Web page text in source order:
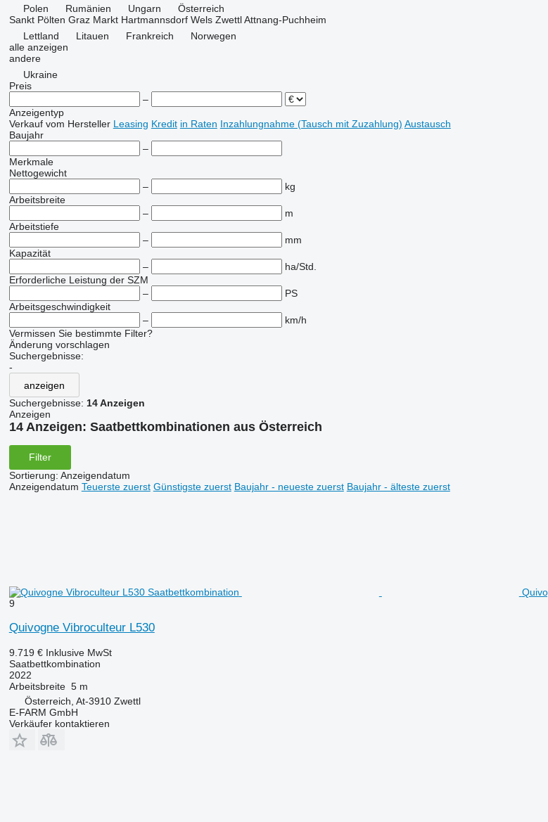
Polen
Rumänien Ungarn
Österreich
Sankt Pölten Graz Markt Hartmannsdorf Wels Zwettl Attnang-Puchheim
Lettland
Litauen Frankreich
Norwegen
alle anzeigen
andere
Ukraine
Preis
–
Anzeigentyp
Verkauf vom Hersteller Leasing Kredit in Raten Inzahlungnahme (Tausch mit Zuzahlung) Austausch
Baujahr
–
Merkmale
Nettogewicht
–
kg
Arbeitsbreite
–
m
Arbeitstiefe
–
mm
Kapazität
–
ha/Std.
Erforderliche Leistung der SZM
–
PS
Arbeitsgeschwindigkeit
–
km/h
Vermissen Sie bestimmte Filter?
Änderung vorschlagen
Suchergebnisse:
-
anzeigen
Suchergebnisse: 14 Anzeigen
Anzeigen
14 Anzeigen: Saatbettkombinationen aus Österreich
Filter
Sortierung: Anzeigendatum
Anzeigendatum Teuerste zuerst Günstigste zuerst Baujahr - neueste zuerst Baujahr - älteste zuerst
9
Quivogne Vibroculteur L530
9.719 € Inklusive MwSt
Saatbettkombination
2022
Arbeitsbreite 5 m
Österreich, At-3910 Zwettl
E-FARM GmbH
Verkäufer kontaktieren